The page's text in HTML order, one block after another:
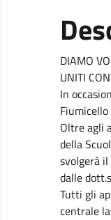
DIAMO
UNITI
In
Oltre agli
della
svolgerà
dalle
Tutti gli
centrale